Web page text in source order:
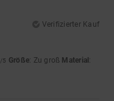
Verifizierter Kauf
/5 Größe: Zu groß Material :